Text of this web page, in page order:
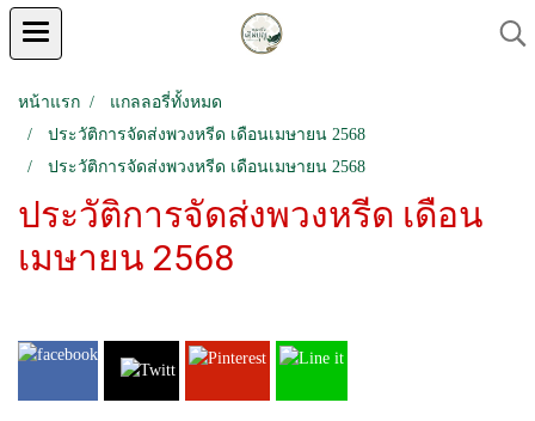
หน้าแรก
แกลลอรี่ทั้งหมด
ประวัติการจัดส่งพวงหรีด เดือนเมษายน 2568
ประวัติการจัดส่งพวงหรีด เดือนเมษายน 2568
ประวัติการจัดส่งพวงหรีด เดือน
เมษายน 2568